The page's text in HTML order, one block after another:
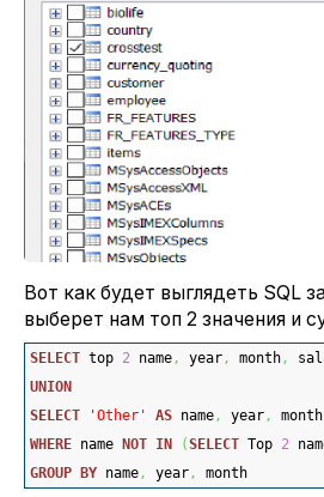
Вот как будет выглядеть SQL
выберет нам топ 2 значения и
SELECT top 2 name, year, month,
UNION
SELECT
'Other' AS name, year, month
WHERE name NOT IN (SELECT Top 2
GROUP
BY name, year, month